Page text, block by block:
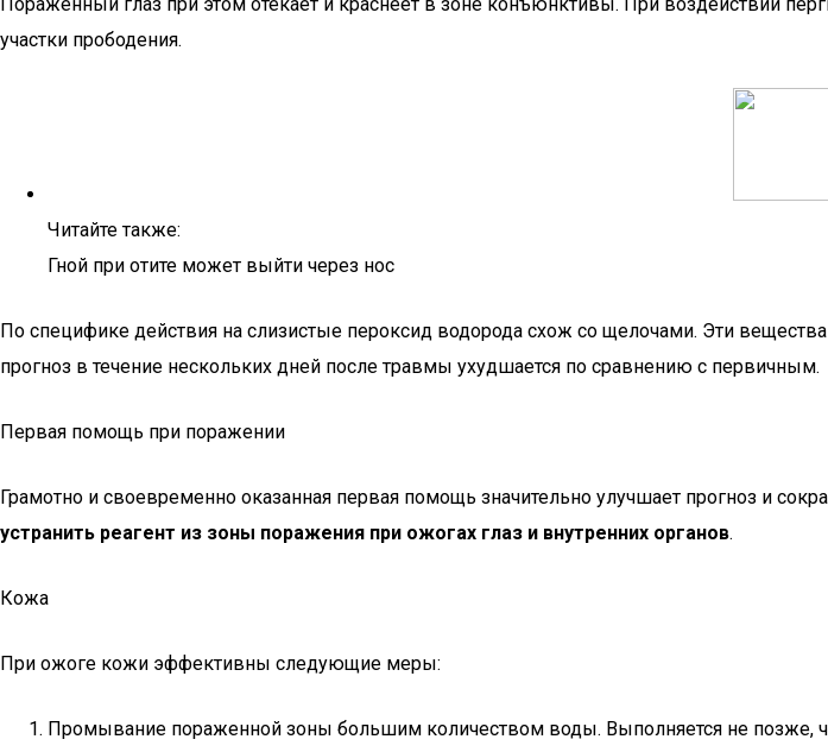
участки прободения.
Читайте также:
Гной при отите может выйти через нос
По специфике действия на слизистые пероксид водорода схож со щелочами. Эти
прогноз в течение нескольких дней после травмы ухудшается по сравнению с первичным.
Первая помощь при поражении
Грамотно и своевременно оказанная первая помощь значительно улучшает прогноз и
устранить реагент из зоны поражения при ожогах глаз и внутренних органов.
Кожа
При ожоге кожи эффективны следующие меры:
Промывание пораженной зоны большим количеством воды. Выполняется не позже,